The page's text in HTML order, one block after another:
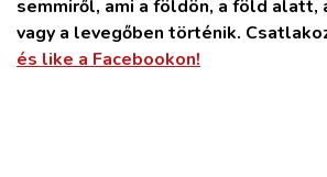
semmiről, ami a földön, a föld alatt,
vagy a levegőben történik.
és like a Facebookon!